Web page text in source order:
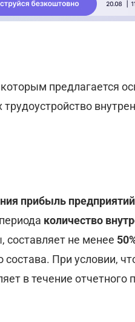
которым предлагается
прибыль предприятий
количество
не менее
При условии,
в течение отчетного